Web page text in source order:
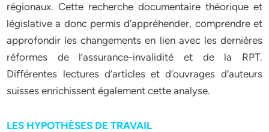
régionaux. Cette recherche documentaire théorique et
législative a donc permis d’appréhender, comprendre et
approfondir les changements en lien avec les dernières
réformes de l’assurance-invalidité et de la RPT.
Différentes lectures d’articles et d’ouvrages d’auteurs
suisses enrichissent également cette analyse.
LES HYPOTHÈSES DE TRAVAIL